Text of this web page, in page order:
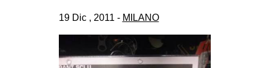
19 Dic , 2011 - MILANO